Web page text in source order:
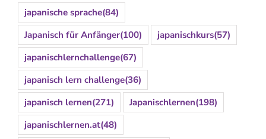
japanische sprache(84)
Japanisch für Anfänger(100) japanischkurs(57)
japanischlernchallenge(67)
japanisch lern challenge(36)
japanisch lernen(271) Japanischlernen(198)
japanischlernen.at(48)